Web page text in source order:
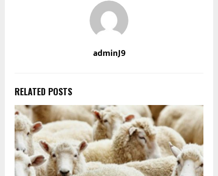
adminJ9
RELATED POSTS